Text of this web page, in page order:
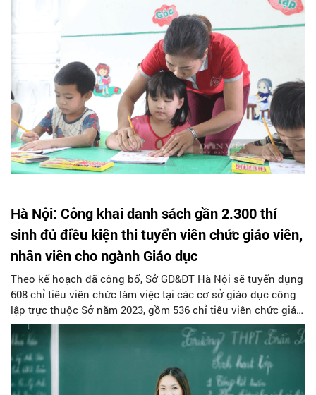
Hà Nội: Công khai danh sách gần 2.300 thí
sinh đủ điều kiện thi tuyển viên chức giáo viên,
nhân viên cho ngành Giáo dục
Theo kế hoạch đã công bố, Sở GD&ĐT Hà Nội sẽ tuyển dụng
608 chỉ tiêu viên chức làm việc tại các cơ sở giáo dục công
lập trực thuộc Sở năm 2023, gồm 536 chỉ tiêu viên chức giáo
viên và 72 viên chức nhân viên.